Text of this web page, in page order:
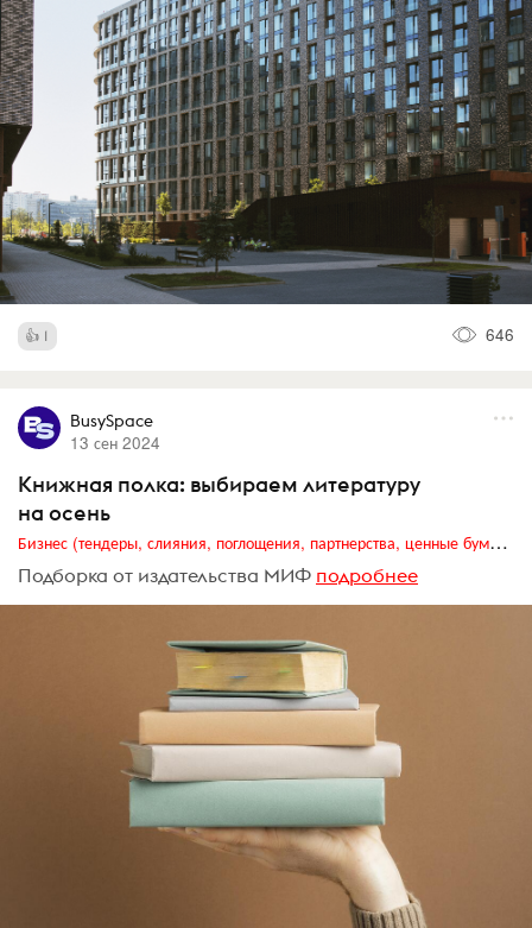
1 646
BusySpace
13 сен 2024
Книжная полка: выбираем литературу
на осень
Бизнес (тендеры, слияния, поглощения, партнерства, ценные бумаги, акционеры, финансы и отчетность)
Подборка от издательства МИФ подробнее